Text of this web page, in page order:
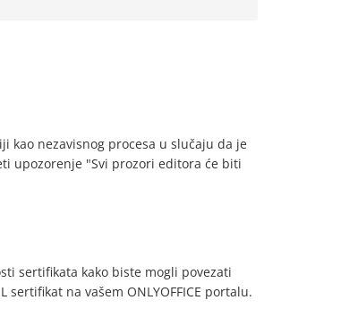
kao nezavisnog procesa u slučaju da je
upozorenje "Svi prozori editora će biti
sertifikata kako biste mogli povezati
na vašem ONLYOFFICE portalu.